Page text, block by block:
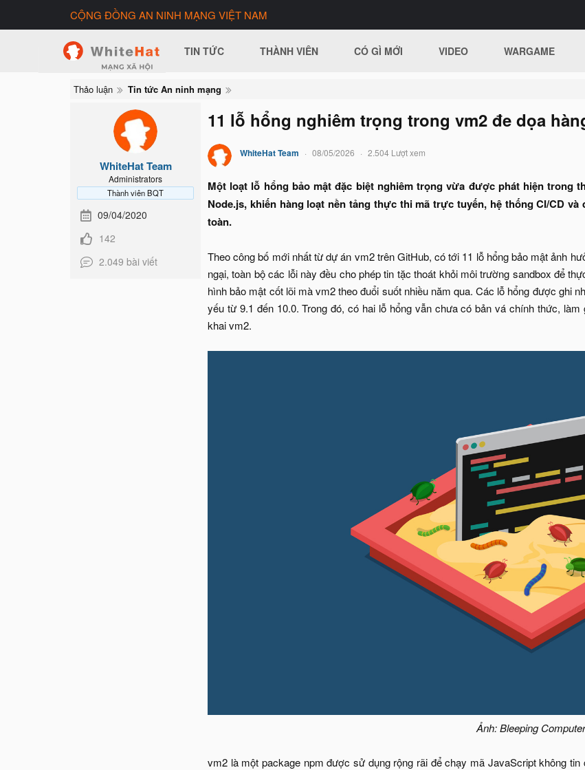
CỘNG ĐỒNG AN NINH MẠNG VIỆT NAM
TIN TỨC THÀNH VIÊN CÓ GÌ MỚI VIDEO WARGAME
Thảo luận Tin tức An ninh mạng
WhiteHat Team
Administrators
Thành viên BQT
09/04/2020
142
2.049 bài viết
11 lỗ hổng nghiêm trọng trong vm2 đe dọa
WhiteHat Team 08/05/2026 2.504 Lượt xem
Một loạt lỗ hổng bảo mật đặc biệt nghiêm trọng vừa được phát hiện trong
Node.js, khiến hàng loạt nền tảng thực thi mã trực tuyến, hệ thống CI/CD
toàn.
Theo công bố mới nhất từ dự án vm2 trên GitHub, có tới 11 lỗ hổng bảo mật ảnh
ngại, toàn bộ các lỗi này đều cho phép tin tặc thoát khỏi môi trường sandbox để
hình bảo mật cốt lõi mà vm2 theo đuổi suốt nhiều năm qua. Các lỗ hổng được ghi
yếu từ 9.1 đến 10.0. Trong đó, có hai lỗ hổng vẫn chưa có bản vá chính thức,
khai vm2.​
Ảnh: Bleeping Computer
vm2 là một package npm được sử dụng rộng rãi để chạy mã JavaScript không